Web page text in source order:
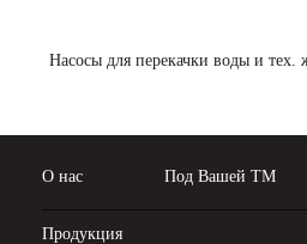
Насосы для перекачки воды и тех.
О нас Под Вашей ТМ
Продукция